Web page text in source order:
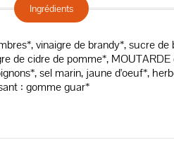
Ingrédients
vinaigre de brandy*, sucre
de cidre de pomme*,
sel marin, jaune d'oeuf*,
: gomme guar*